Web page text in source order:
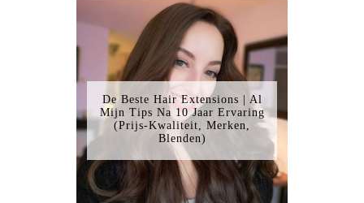
De Beste Hair Extensions | Al
Mijn Tips Na 10 Jaar Ervaring
(Prijs-Kwaliteit, Merken,
Blenden)